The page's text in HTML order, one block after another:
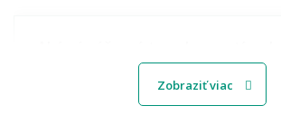
Zobraziť viac